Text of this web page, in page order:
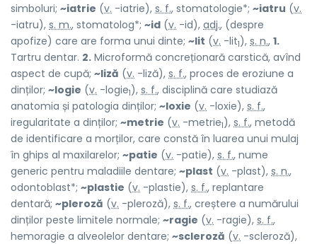
simboluri; ~iatrie (v. -iatrie), s. f., stomatologie*; ~iatru (v.
-iatru), s. m., stomatolog*; ~id (v. -id), adj., (despre
apofize) care are forma unui dinte; ~lit (v. -lit1), s. n., 1.
Tartru dentar. 2. Microformă concreționară carstică, avînd
aspect de cupă; ~liză (v. -liză), s. f., proces de eroziune a
dinților; ~logie (v. -logie1), s. f., disciplină care studiază
anatomia și patologia dinților; ~loxie (v. -loxie), s. f.,
iregularitate a dinților; ~metrie (v. -metrie1), s. f., metodă
de identificare a morților, care constă în luarea unui mulaj
în ghips al maxilarelor; ~patie (v. -patie), s. f., nume
generic pentru maladiile dentare; ~plast (v. -plast), s. n.,
odontoblast*; ~plastie (v. -plastie), s. f., replantare
dentară; ~pleroză (v. -pleroză), s. f., creștere a numărului
dinților peste limitele normale; ~ragie (v. -ragie), s. f.,
hemoragie a alveolelor dentare; ~scleroză (v. -scleroză),